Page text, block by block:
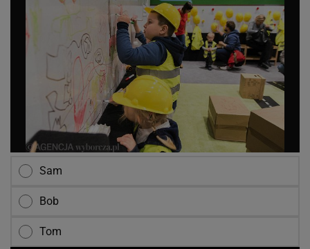
Sam
Bob
Tom